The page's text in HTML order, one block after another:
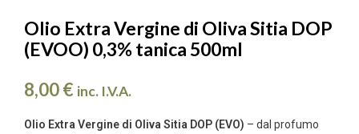
Olio Extra Vergine di Oliva Sitia DOP
(EVOO) 0,3% tanica 500ml
8,00€ inc. I.V.A.
Olio Extra Vergine di Oliva Sitia DOP (EVO) – dal profumo